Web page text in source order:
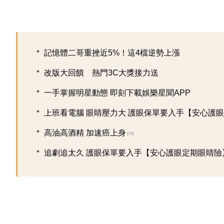
記憶體二哥重挫近5%！這4檔逆勢上漲
改版大回饋 熱門3C大獎接力送
一手掌握明星動態 即刻下載娛樂星聞APP
上班看電腦 眼睛壓力大 護眼保單要入手【安心護
高油高酒精 加速癌上身 PR
追劇追太久 護眼保單要入手【安心護眼定期眼睛險